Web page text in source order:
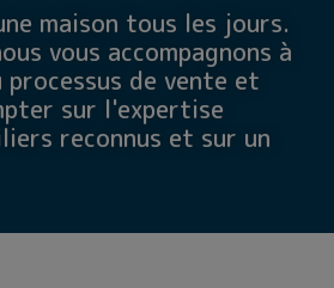
maison tous les jours.
vous accompagnons à
processus de vente et
sur l'expertise
reconnus et sur un